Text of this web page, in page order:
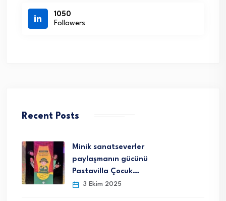
1050
Followers
Recent Posts
Minik sanatseverler
paylaşmanın gücünü
Pastavilla Çocuk…
3 Ekim 2025